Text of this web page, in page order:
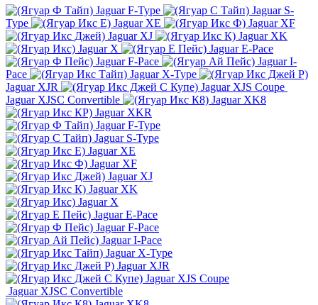
Jaguar F-Type
Jaguar S-
Type
Jaguar XE
Jaguar XF
Jaguar XJ
Jaguar XK
Jaguar X
Jaguar E-Pace
Jaguar F-Pace
Jaguar I-
Pace
Jaguar X-Type
Jaguar XJR
Jaguar XJS Coupe
Jaguar XJSC Convertible
Jaguar XK8
Jaguar XKR
Jaguar F-Type
Jaguar S-Type
Jaguar XE
Jaguar XF
Jaguar XJ
Jaguar XK
Jaguar X
Jaguar E-Pace
Jaguar F-Pace
Jaguar I-Pace
Jaguar X-Type
Jaguar XJR
Jaguar XJS Coupe
Jaguar XJSC Convertible